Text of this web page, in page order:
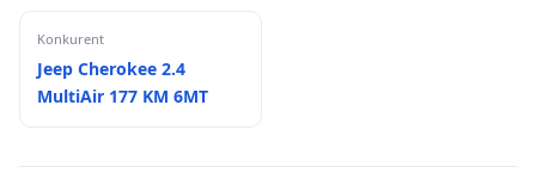
Konkurent
Jeep Cherokee 2.4
MultiAir 177 KM 6MT